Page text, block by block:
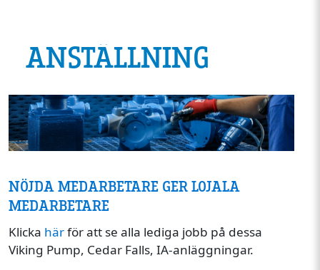
ANSTÄLLNING
NÖJDA MEDARBETARE GER LOJALA
MEDARBETARE
Klicka härför att se alla lediga jobb på dessa
Viking Pump, Cedar Falls, IA-anläggningar.